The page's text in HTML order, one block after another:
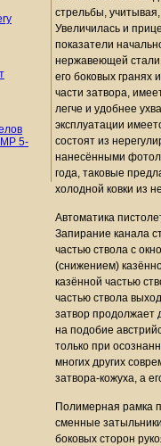
стрельбы,
Увеличилась и
показатели
нержавеющей стали
его боковых гранях
части затвора,
легче и удобнее
эксплуатации
состоят из
нанесёнными
года, таковые
холодной ковки из
Автоматика
Запирание канала
частью ствола с
(снижением)
казённой частью
частью ствола
затвор продолжает
на подобие
только при
многих других
затвора-кожуха, а
Полимерная рамка
сменные
боковых сторон
5-